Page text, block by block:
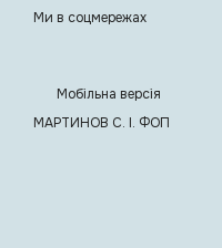
Ми в соцмережах
Мобільна версія
МАРТИНОВ С. I. ФОП